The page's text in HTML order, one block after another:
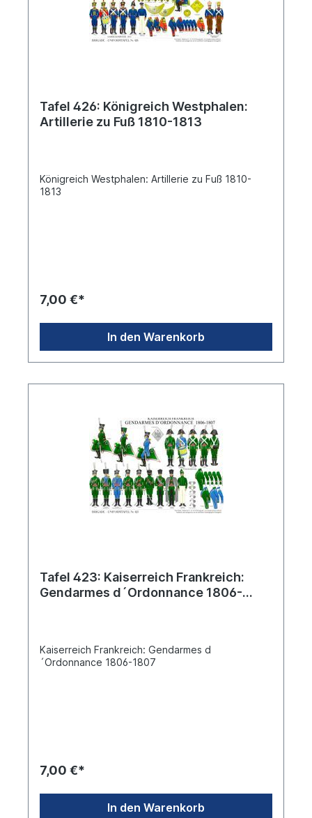
Tafel 426: Königreich Westphalen:
Artillerie zu Fuß 1810-1813
Königreich Westphalen: Artillerie zu Fuß 1810-
1813
7,00 €*
In den Warenkorb
Tafel 423: Kaiserreich Frankreich:
Gendarmes d´Ordonnance 1806-
Kaiserreich Frankreich: Gendarmes d
´Ordonnance 1806-1807
7,00 €*
In den Warenkorb